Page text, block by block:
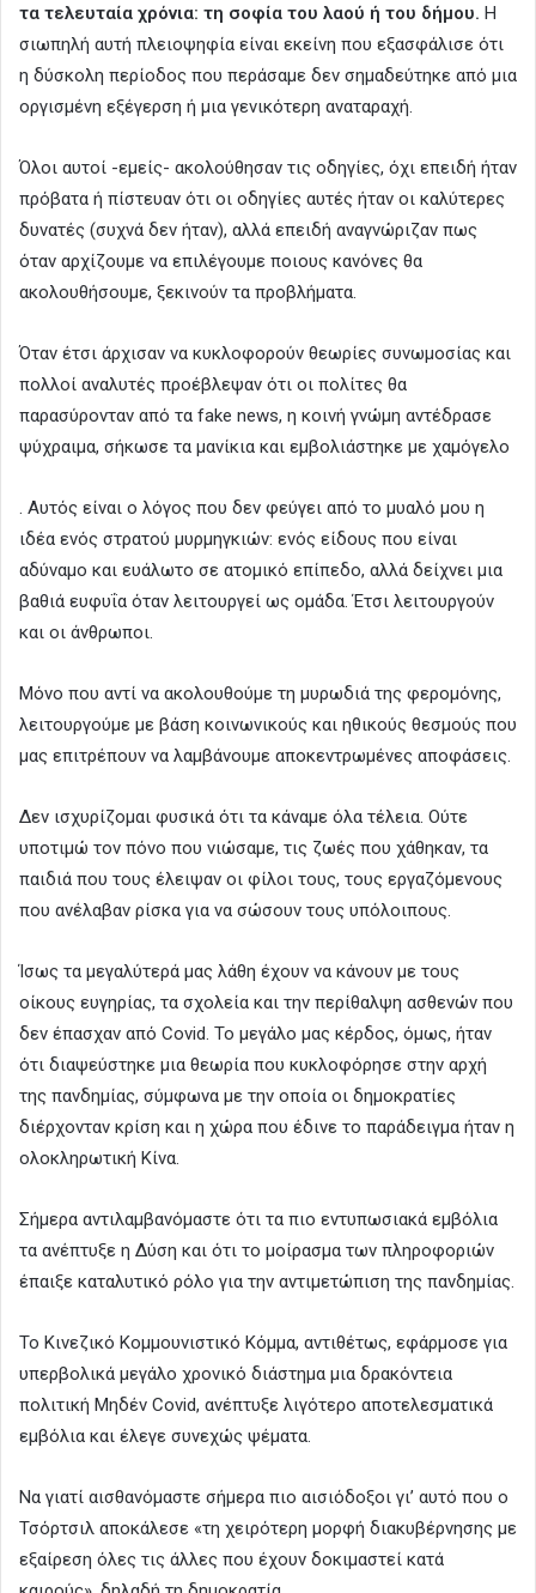
τα τελευταία χρόνια: τη σοφία του λαού ή του δήμου. Η
σιωπηλή αυτή πλειοψηφία είναι εκείνη που εξασφάλισε ότι
η δύσκολη περίοδος που περάσαμε δεν σημαδεύτηκε από μια
οργισμένη εξέγερση ή μια γενικότερη αναταραχή.
Όλοι αυτοί -εμείς- ακολούθησαν τις οδηγίες, όχι επειδή ήταν
πρόβατα ή πίστευαν ότι οι οδηγίες αυτές ήταν οι καλύτερες
δυνατές (συχνά δεν ήταν), αλλά επειδή αναγνώριζαν πως
όταν αρχίζουμε να επιλέγουμε ποιους κανόνες θα
ακολουθήσουμε, ξεκινούν τα προβλήματα.
Όταν έτσι άρχισαν να κυκλοφορούν θεωρίες συνωμοσίας και
πολλοί αναλυτές προέβλεψαν ότι οι πολίτες θα
παρασύρονταν από τα fake news, η κοινή γνώμη αντέδρασε
ψύχραιμα, σήκωσε τα μανίκια και εμβολιάστηκε με χαμόγελο
. Αυτός είναι ο λόγος που δεν φεύγει από το μυαλό μου η
ιδέα ενός στρατού μυρμηγκιών: ενός είδους που είναι
αδύναμο και ευάλωτο σε ατομικό επίπεδο, αλλά δείχνει μια
βαθιά ευφυΐα όταν λειτουργεί ως ομάδα. Έτσι λειτουργούν
και οι άνθρωποι.
Μόνο που αντί να ακολουθούμε τη μυρωδιά της φερομόνης,
λειτουργούμε με βάση κοινωνικούς και ηθικούς θεσμούς που
μας επιτρέπουν να λαμβάνουμε αποκεντρωμένες αποφάσεις.
Δεν ισχυρίζομαι φυσικά ότι τα κάναμε όλα τέλεια. Ούτε
υποτιμώ τον πόνο που νιώσαμε, τις ζωές που χάθηκαν, τα
παιδιά που τους έλειψαν οι φίλοι τους, τους εργαζόμενους
που ανέλαβαν ρίσκα για να σώσουν τους υπόλοιπους.
Ίσως τα μεγαλύτερά μας λάθη έχουν να κάνουν με τους
οίκους ευγηρίας, τα σχολεία και την περίθαλψη ασθενών που
δεν έπασχαν από Covid. Το μεγάλο μας κέρδος, όμως, ήταν
ότι διαψεύστηκε μια θεωρία που κυκλοφόρησε στην αρχή
της πανδημίας, σύμφωνα με την οποία οι δημοκρατίες
διέρχονταν κρίση και η χώρα που έδινε το παράδειγμα ήταν η
ολοκληρωτική Κίνα.
Σήμερα αντιλαμβανόμαστε ότι τα πιο εντυπωσιακά εμβόλια
τα ανέπτυξε η Δύση και ότι το μοίρασμα των πληροφοριών
έπαιξε καταλυτικό ρόλο για την αντιμετώπιση της πανδημίας.
Το Κινεζικό Κομμουνιστικό Κόμμα, αντιθέτως, εφάρμοσε για
υπερβολικά μεγάλο χρονικό διάστημα μια δρακόντεια
πολιτική Μηδέν Covid, ανέπτυξε λιγότερο αποτελεσματικά
εμβόλια και έλεγε συνεχώς ψέματα.
Να γιατί αισθανόμαστε σήμερα πιο αισιόδοξοι γι’ αυτό που ο
Τσόρτσιλ αποκάλεσε «τη χειρότερη μορφή διακυβέρνησης με
εξαίρεση όλες τις άλλες που έχουν δοκιμαστεί κατά